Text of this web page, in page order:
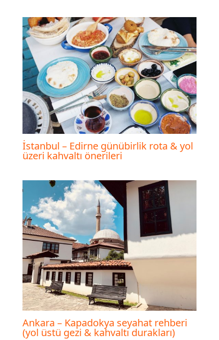
İstanbul – Edirne günübirlik rota & yol
üzeri kahvaltı önerileri
Ankara – Kapadokya seyahat rehberi
(yol üstü gezi & kahvaltı durakları)